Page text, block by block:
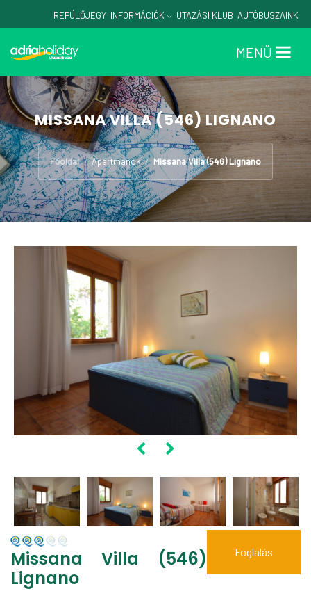
REPÜLŐJEGY INFORMÁCIÓK UTAZÁSI KLUB AUTÓBUSZAINK
MENÜ
MISSANA VILLA (546) LIGNANO
Főoldal / Apartmanok / Missana Villa (546) Lignano
Foglalás
Missana Villa (546)
Lignano